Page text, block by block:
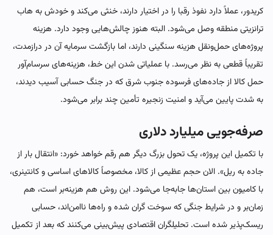
کریدور، عملاً دارد نفوذ رقبا را در اختیار دارند، خنثی می‌کند و خودش به هاب
ترانزیتی منطقه وصل می‌شود. البته هنوز چالش‌هایی وجود دارد. هزینه
پروژه‌های حمل‌ونقل هزینه سنگینی دارند، اما بازگشت سرمایه آن در درازمدت،
تقریباً قطعی به نظر می‌رسد. با عملیاتی شدن این خط، هزینه‌های سرسام‌آور
حمل کالا از جاده‌های فرسوده جنوب شرق که در جنگ حسابی آسیب دیدند،
به شدت پایین می‌آید و امنیت زنجیره تأمین چند برابر می‌شود.
صرفه‌جویی میلیارد دلاری
با تکمیل این پروژه، یک تحول بزرگ دیگر هم رقم خواهد خورد: «انتقال بار از
جاده به ریل». الان حجم عظیمی از کالا، مخصوصاً کالاهای اساسی و کانتینری،
با کامیون بین استان‌ها جابه‌جا می‌شود. این روش هم هزینه‌بر است، هم
زمان‌بر و در شرایط جنگی که سوخت گران شده و راه‌ها ناامن‌اند، حسابی
ریسک‌پذیر شده است. تحلیلگران اقتصادی پیش‌بینی می‌کنند که بعد از تکمیل